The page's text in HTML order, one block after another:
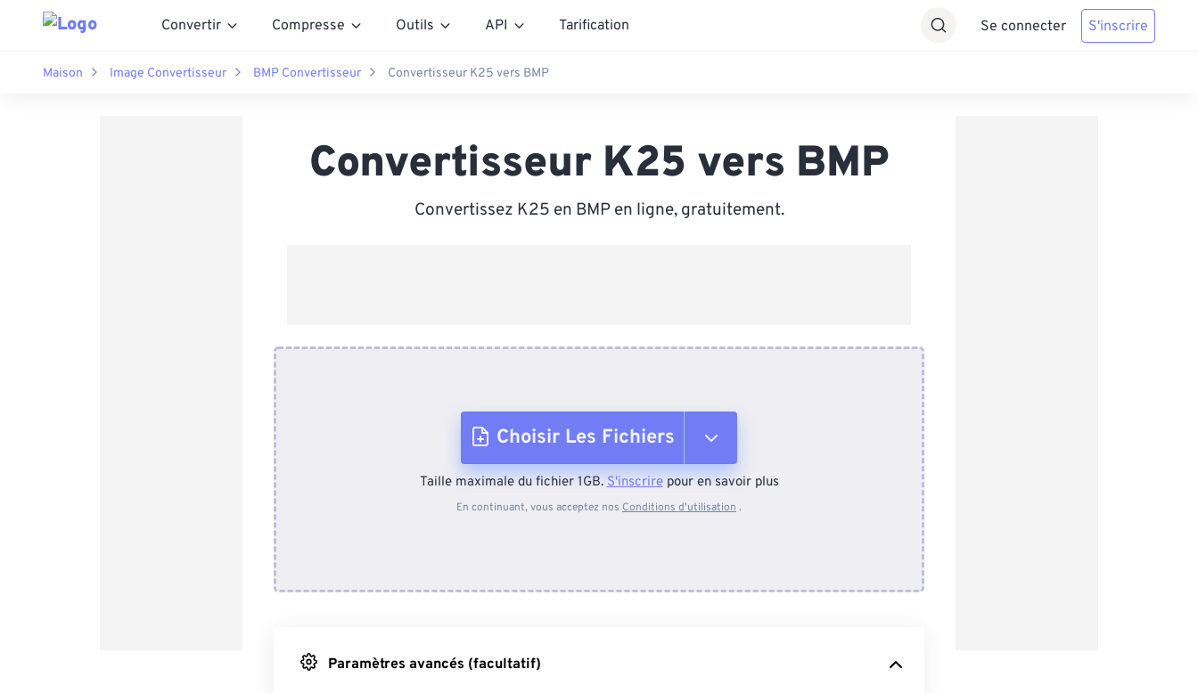
Convertir Compresse Outils API Tarification Se connecter S'inscrire
Maison Image Convertisseur BMP Convertisseur Convertisseur K25 vers BMP
Convertisseur K25 vers BMP
Convertissez K25 en BMP en ligne, gratuitement.
Choisir Les Fichiers
Depuis l'appareil
Taille maximale du fichier 1GB.S'inscrirepour en savoir plus
En continuant, vous acceptez nos Conditions d'utilisation .
Paramètres avancés (facultatif)